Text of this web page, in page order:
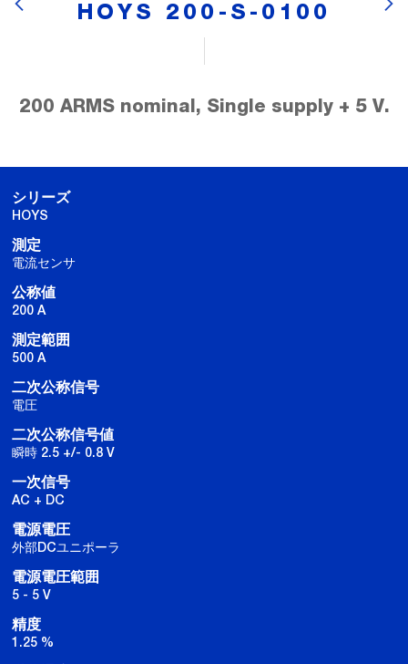
HOYS 200-S-0100
200 ARMS nominal, Single supply + 5 V.
シリーズ
HOYS
測定
電流センサ
公称値
200 A
測定範囲
500 A
二次公称信号
電圧
二次公称信号値
瞬時 2.5 +/- 0.8 V
一次信号
AC + DC
電源電圧
外部DCユニポーラ
電源電圧範囲
5 - 5 V
精度
1.25 %